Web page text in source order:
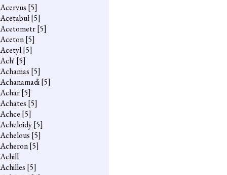
Acervus [5]
Acetabuł[5]
Acetometr[5]
Aceton[5]
Acetyl[5]
Ach! [5]
Achamas [5]
Achanamadi[5]
Achar[5]
Achates [5]
Achce [5]
Acheloidy[5]
Achelous [5]
Acheron[5]
Achill
Achilles [5]